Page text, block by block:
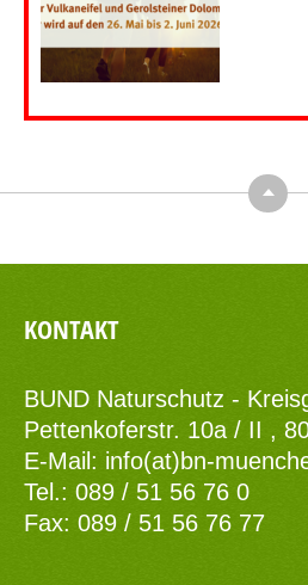
Top
KONTAKT
BUND Naturschutz -
Pettenkoferstr. 10a / II ,
E-Mail: info(at)bn-
Tel.: 089 / 51 56 76 0
Fax: 089 / 51 56 76 77